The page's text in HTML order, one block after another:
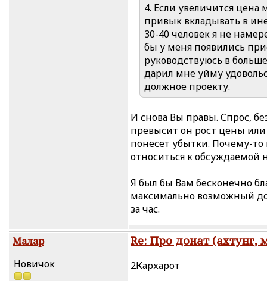
4. Если увеличится
привык вкладывать в
30-40 человек я не
бы у меня появились
руководствуюсь в
дарил мне уйму
должное проекту.
И снова Вы правы. Спрос,
превысит он рост цены
понесет убытки. Почему-
относиться к обсуждаемой
Я был бы Вам бесконечно
максимально возможный
за час.
Малар
Новичок
Re: Про донат (ахтунг,
2Кархарот